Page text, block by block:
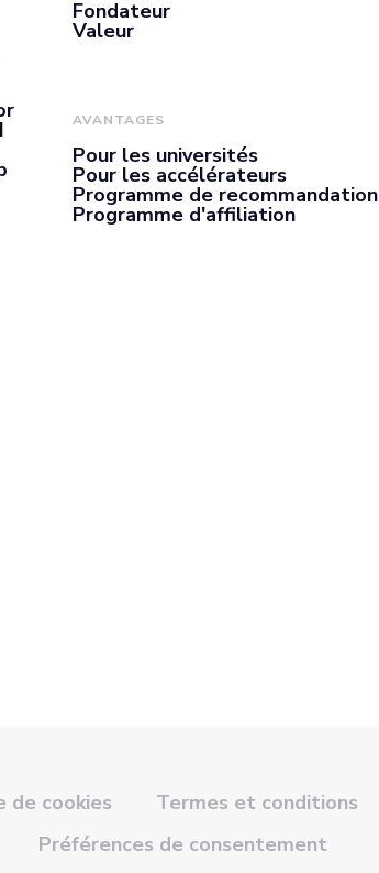
Fondateur
Valeur
AVANTAGES
Pour les universités
Pour les accélérateurs
Programme de recommandation
Programme d'affiliation
de cookies Termes et conditions
Préférences de consentement